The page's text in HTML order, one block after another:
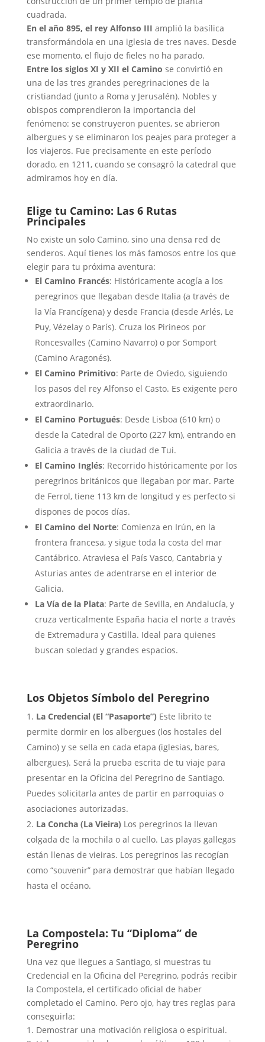
cuadrada.
En el año 895, el rey Alfonso III amplió la basílica
transformándola en una iglesia de tres naves. Desde
ese momento, el flujo de fieles no ha parado.
Entre los siglos XI y XII el Camino se convirtió en
una de las tres grandes peregrinaciones de la
cristiandad (junto a Roma y Jerusalén). Nobles y
obispos comprendieron la importancia del
fenómeno: se construyeron puentes, se abrieron
albergues y se eliminaron los peajes para proteger a
los viajeros. Fue precisamente en este período
dorado, en 1211, cuando se consagró la catedral que
admiramos hoy en día.
Elige tu Camino: Las 6 Rutas
Principales
No existe un solo Camino, sino una densa red de
senderos. Aquí tienes los más famosos entre los que
elegir para tu próxima aventura:
El Camino Francés: Históricamente acogía a los
peregrinos que llegaban desde Italia (a través de
la Vía Francígena) y desde Francia (desde Arlés, Le
Puy, Vézelay o París). Cruza los Pirineos por
Roncesvalles (Camino Navarro) o por Somport
(Camino Aragonés).
El Camino Primitivo: Parte de Oviedo, siguiendo
los pasos del rey Alfonso el Casto. Es exigente pero
extraordinario.
El Camino Portugués: Desde Lisboa (610 km) o
desde la Catedral de Oporto (227 km), entrando en
Galicia a través de la ciudad de Tui.
El Camino Inglés: Recorrido históricamente por los
peregrinos británicos que llegaban por mar. Parte
de Ferrol, tiene 113 km de longitud y es perfecto si
dispones de pocos días.
El Camino del Norte: Comienza en Irún, en la
frontera francesa, y sigue toda la costa del mar
Cantábrico. Atraviesa el País Vasco, Cantabria y
Asturias antes de adentrarse en el interior de
Galicia.
La Vía de la Plata: Parte de Sevilla, en Andalucía, y
cruza verticalmente España hacia el norte a través
de Extremadura y Castilla. Ideal para quienes
buscan soledad y grandes espacios.
Los Objetos Símbolo del Peregrino
La Credencial (El “Pasaporte”) Este librito te
permite dormir en los albergues (los hostales del
Camino) y se sella en cada etapa (iglesias, bares,
albergues). Será la prueba escrita de tu viaje para
presentar en la Oficina del Peregrino de Santiago.
Puedes solicitarla antes de partir en parroquias o
asociaciones autorizadas.
La Concha (La Vieira) Los peregrinos la llevan
colgada de la mochila o al cuello. Las playas gallegas
están llenas de vieiras. Los peregrinos las recogían
como “souvenir” para demostrar que habían llegado
hasta el océano.
La Compostela: Tu “Diploma” de
Peregrino
Una vez que llegues a Santiago, si muestras tu
Credencial en la Oficina del Peregrino, podrás recibir
la Compostela, el certificado oficial de haber
completado el Camino. Pero ojo, hay tres reglas para
conseguirla:
1. Demostrar una motivación religiosa o espiritual.